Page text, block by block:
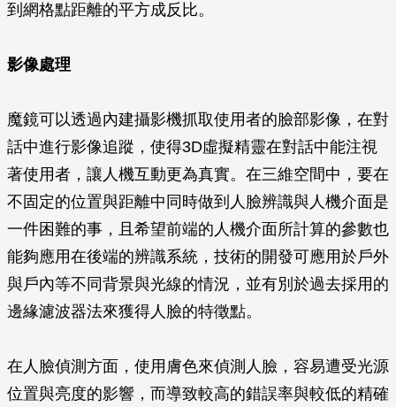
到網格點距離的平方成反比。
影像處理
魔鏡可以透過內建攝影機抓取使用者的臉部影像，在對
話中進行影像追蹤，使得3D虛擬精靈在對話中能注視
著使用者，讓人機互動更為真實。在三維空間中，要在
不固定的位置與距離中同時做到人臉辨識與人機介面是
一件困難的事，且希望前端的人機介面所計算的參數也
能夠應用在後端的辨識系統，技術的開發可應用於戶外
與戶內等不同背景與光線的情況，並有別於過去採用的
邊緣濾波器法來獲得人臉的特徵點。
在人臉偵測方面，使用膚色來偵測人臉，容易遭受光源
位置與亮度的影響，而導致較高的錯誤率與較低的精確